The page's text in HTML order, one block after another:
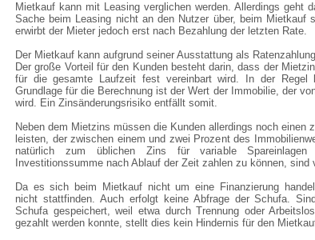
Mietkauf kann mit Leasing verglichen werden. Allerdings geht
Sache beim Leasing nicht an den Nutzer über, beim Mietkauf
erwirbt der Mieter jedoch erst nach Bezahlung der letzten Rate.
Der Mietkauf kann aufgrund seiner Ausstattung als
Der große Vorteil für den Kunden besteht darin, dass der
für die gesamte Laufzeit fest vereinbart wird. In der
Grundlage für die Berechnung ist der Wert der Immobilie, der
wird. Ein Zinsänderungsrisiko entfällt somit.
Neben dem Mietzins müssen die Kunden allerdings noch einen
leisten, der zwischen einem und zwei Prozent des
natürlich zum üblichen Zins für variable
Investitionssumme nach Ablauf der Zeit zahlen zu können, sind
Da es sich beim Mietkauf nicht um eine Finanzierung
nicht stattfinden. Auch erfolgt keine Abfrage der Schufa.
Schufa gespeichert, weil etwa durch Trennung oder
gezahlt werden konnte, stellt dies kein Hindernis für den